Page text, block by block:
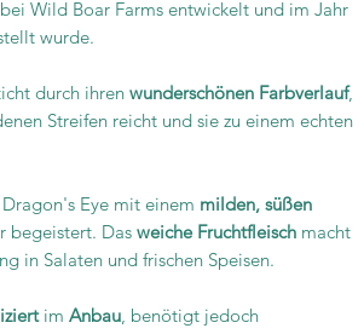
Wild Boar Farms entwickelt und im Jahr
wurde.
durch ihren wunderschönen Farbverlauf,
Streifen reicht und sie zu einem echten
Eye mit einem milden, süßen
begeistert. Das weiche Fruchtfleisch macht
in Salaten und frischen Speisen.
im Anbau , benötigt jedoch